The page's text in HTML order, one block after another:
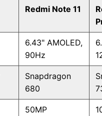
Redmi Note 11
6.43" AMOLED,
90Hz
Snapdragon
680
50MP